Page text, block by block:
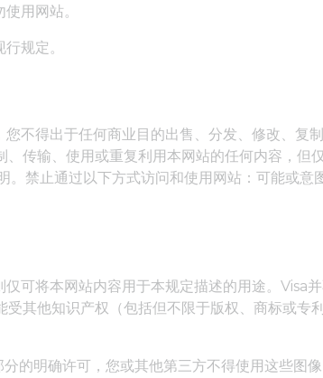
用网站。
规定。
不得出于任何商业目的出售、分发、修改、复
传输、使用或重复利用本网站的任何内容，但
禁止通过以下方式访问和使用网站：可能或意
可将本网站内容用于本规定描述的用途。Visa
其他知识产权（包括但不限于版权、商标或专利
的明确许可，您或其他第三方不得使用这些图